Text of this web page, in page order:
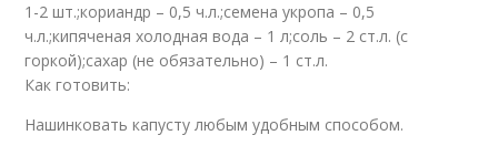
1-2 шт.;кориандр – 0,5 ч.л.;семена укропа – 0,5
ч.л.;кипяченая холодная вода – 1 л;соль – 2 ст.л. (с
горкой);сахар (не обязательно) – 1 ст.л.
Как готовить:
Нашинковать капусту любым удобным способом.